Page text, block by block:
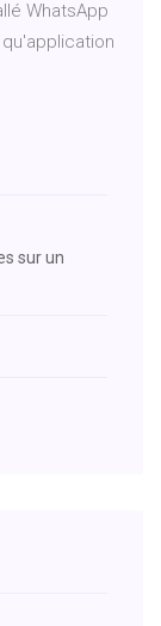
WhatsApp
sur un